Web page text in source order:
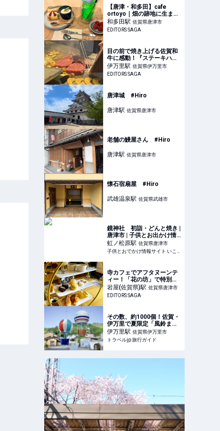
賀県唐津市 | いこーよとり
っぷ
【唐津・和多田】cafe
ortoyo｜畑の跡地に生まれ
た、米粉シフォンと「居る
場所」のカフェ｜EDITORS
和多田駅 佐賀県唐津市
EDITORS SAGA
目の前で焼き上げる佐賀和
牛に感動！『ステーキハウ
ス つじ川』で過ごす至福の
ランチタイム｜EDITORS
伊万里駅 佐賀県伊万里市
EDITORS SAGA
唐津城 #Hiro
唐津駅 佐賀県唐津市
老舗の鰻屋さん #Hiro
唐津駅 佐賀県唐津市
懐石宿扇屋 #Hiro
武雄温泉駅 佐賀県武雄市
鏡神社 初詣・どんと焼き |
唐津市 | 子供とお出かけ情
報「いこーよ」
虹ノ松原駅 佐賀県唐津市
子供とおでかけ情報サイト いこーよ
寺カフェでアフタヌーンテ
ィー！「花の坊」で特別感
と安らぎを｜EDITORS
SAGA
岩屋(佐賀県)駅 佐賀県唐津市
EDITORS SAGA
その数、約1000個！佐賀・
伊万里で夏限定「風鈴まつ
り」開催 | 佐賀県 | トラベル
jp 旅行ガイド
伊万里駅 佐賀県伊万里市
トラベルjp 旅行ガイド